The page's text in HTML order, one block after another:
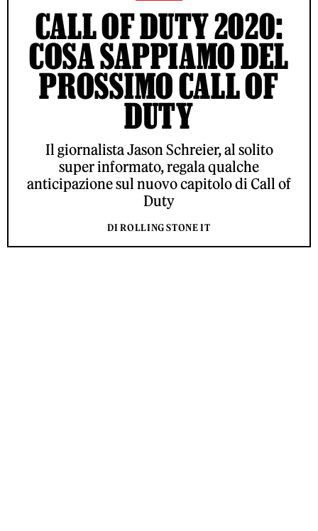
CALL OF DUTY 2020:
COSA SAPPIAMO DEL
PROSSIMO CALL OF
DUTY
Il giornalista Jason Schreier, al solito
super informato, regala qualche
anticipazione sul nuovo capitolo di Call of
Duty
DI ROLLING STONE IT